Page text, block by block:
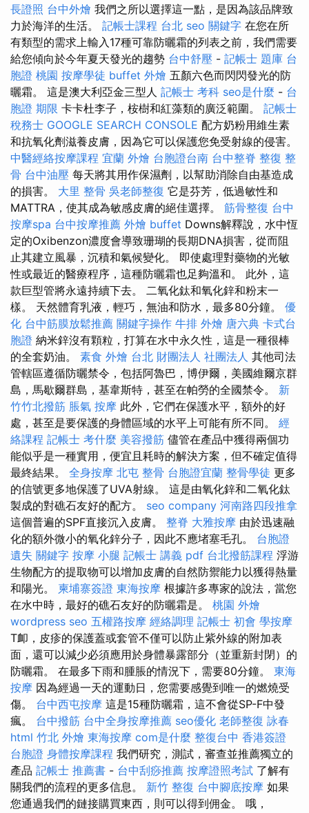
長證照 台中外燴 我們之所以選擇這一點，是因為該品牌致
力於海洋的生活。 記帳士課程 台北 seo 關鍵字 在您在所
有類型的需求上輸入17種可靠防曬霜的列表之前，我們需要
給您傾向於今年夏天發光的趨勢 台中舒壓 - 記帳士 題庫 台
胞證 桃園 按摩學徒 buffet 外燴 五顏六色而閃閃發光的防
曬霜。 這是澳大利亞金三型人 記帳士 考科 seo是什麼 - 台
胞證 期限 卡卡杜李子，桉樹和紅藻類的廣泛範圍。 記帳士
稅務士 GOOGLE SEARCH CONSOLE 配方奶粉用維生素
和抗氧化劑滋養皮膚，因為它可以保護您免受射線的侵害。
中醫經絡按摩課程 宜蘭 外燴 台胞證台南 台中整脊 整復 整
骨 台中油壓 每天將其用作保濕劑，以幫助消除自由基造成
的損害。 大里 整骨 吳老師整復 它是芬芳，低過敏性和
MATTRA，使其成為敏感皮膚的絕佳選擇。 筋骨整復 台中
按摩spa 台中按摩推薦 外燴 buffet Downs解釋說，水中恆
定的Oxibenzon濃度會導致珊瑚的長期DNA損害，從而阻
止其建立風暴，沉積和氣候變化。 即使處理對藥物的光敏
性或最近的醫療程序，這種防曬霜也足夠溫和。 此外，這
款巨型管將永遠持續下去。 二氧化鈦和氧化鋅和粉末一
樣。 天然體育乳液，輕巧，無油和防水，最多80分鐘。 優
化 台中筋膜放鬆推薦 關鍵字操作 牛排 外燴 唐六典 卡式台
胞證 納米鋅沒有顆粒，打算在水中永久性，這是一種很棒
的全套奶油。 素食 外燴 台北 財團法人 社團法人 其他司法
管轄區遵循防曬禁令，包括阿魯巴，博伊爾，美國維爾京群
島，馬歇爾群島，基韋斯特，甚至在帕勞的全國禁令。 新
竹竹北撥筋 脹氣 按摩 此外，它們在保護水平，額外的好
處，甚至是要保護的身體區域的水平上可能有所不同。 經
絡課程 記帳士 考什麼 美容撥筋 儘管在產品中獲得兩個功
能似乎是一種實用，便宜且耗時的解決方案，但不確定值得
最終結果。 全身按摩 北屯 整骨 台胞證宜蘭 整骨學徒 更多
的信號更多地保護了UVA射線。 這是由氧化鋅和二氧化鈦
製成的對礁石友好的配方。 seo company 河南路四段推拿
這個普遍的SPF直接沉入皮膚。 整脊 大雅按摩 由於迅速融
化的額外微小的氧化鋅分子，因此不應堵塞毛孔。 台胞證
遺失 關鍵字 按摩 小腿 記帳士 講義 pdf 台北撥筋課程 浮游
生物配方的提取物可以增加皮膚的自然防禦能力以獲得熱量
和陽光。 柬埔寨簽證 東海按摩 根據許多專家的說法，當您
在水中時，最好的礁石友好的防曬霜是。 桃園 外燴
wordpress seo 五權路按摩 經絡調理 記帳士 初會 學按摩
T卹，皮疹的保護蓋或套管不僅可以防止紫外線的附加表
面，還可以減少必須應用於身體暴露部分（並重新封閉）的
防曬霜。 在最多下雨和腫脹的情況下，需要80分鐘。 東海
按摩 因為經過一天的運動日，您需要感覺到唯一的燃燒受
傷。 台中西屯按摩 這是15種防曬霜，這不會從SP-F中發
瘋。 台中撥筋 台中全身按摩推薦 seo優化 老師整復 詠春
html 竹北 外燴 東海按摩 com是什麼 整復台中 香港簽證
台胞證 身體按摩課程 我們研究，測試，審查並推薦獨立的
產品 記帳士 推薦書 - 台中刮痧推薦 按摩證照考試 了解有
關我們的流程的更多信息。 新竹 整復 台中腳底按摩 如果
您通過我們的鏈接購買東西，則可以得到佣金。 哦，